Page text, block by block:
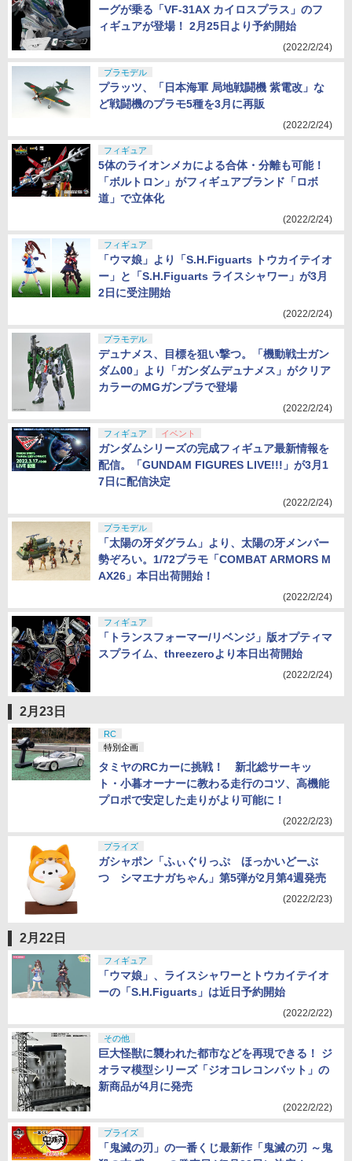
ーグが乗る「VF-31AX カイロスプラス」のフ
ィギュアが登場！ 2月25日より予約開始
(2022/2/24)
プラモデル
プラッツ、「日本海軍 局地戦闘機 紫電改」な
ど戦闘機のプラモ5種を3月に再販
(2022/2/24)
フィギュア
5体のライオンメカによる合体・分離も可能！
「ボルトロン」がフィギュアブランド「ロボ
道」で立体化
(2022/2/24)
フィギュア
「ウマ娘」より「S.H.Figuarts トウカイテイオ
ー」と「S.H.Figuarts ライスシャワー」が3月
2日に受注開始
(2022/2/24)
プラモデル
デュナメス、目標を狙い撃つ。「機動戦士ガン
ダム00」より「ガンダムデュナメス」がクリア
カラーのMGガンプラで登場
(2022/2/24)
フィギュア イベント
ガンダムシリーズの完成フィギュア最新情報を
配信。「GUNDAM FIGURES LIVE!!!」が3月1
7日に配信決定
(2022/2/24)
プラモデル
「太陽の牙ダグラム」より、太陽の牙メンバー
勢ぞろい。1/72プラモ「COMBAT ARMORS M
AX26」本日出荷開始！
(2022/2/24)
フィギュア
「トランスフォーマー/リベンジ」版オプティマ
スプライム、threezeroより本日出荷開始
(2022/2/24)
2月23日
RC
特別企画
タミヤのRCカーに挑戦！ 新北総サーキッ
ト・小暮オーナーに教わる走行のコツ、高機能
プロポで安定した走りがより可能に！
(2022/2/23)
プライズ
ガシャポン「ふぃぐりっぷ ほっかいどーぶ
つ シマエナガちゃん」第5弾が2月第4週発売
(2022/2/23)
2月22日
フィギュア
「ウマ娘」、ライスシャワーとトウカイテイオ
ーの「S.H.Figuarts」は近日予約開始
(2022/2/22)
その他
巨大怪獣に襲われた都市などを再現できる！ ジ
オラマ模型シリーズ「ジオコレコンバット」の
新商品が4月に発売
(2022/2/22)
プライズ
「鬼滅の刃」の一番くじ最新作「鬼滅の刃 ～鬼